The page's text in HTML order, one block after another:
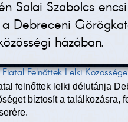
Salai Szabolcs
Debreceni
házában.
Felnőttek Lelki Közössége
felnőttek lelki délutánja
biztosít a találkozásra,